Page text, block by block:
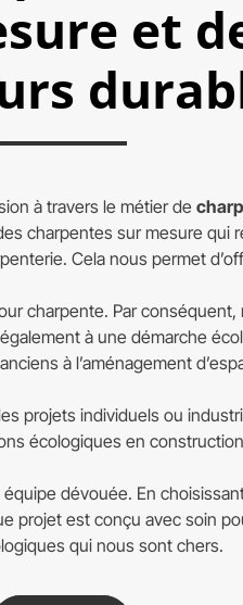
et
à travers le métier de
charpentes sur mesure
Cela nous permet
charpente. Par
à une démarche
à l’aménagement
projets individuels ou
écologiques en
dévouée. En
projet est conçu avec soin
qui nous sont chers.